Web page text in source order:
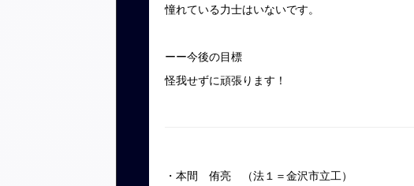
憧れている力士はいないです。
ーー今後の目標
怪我せずに頑張ります！
・本間 侑亮 （法１＝金沢市立工）